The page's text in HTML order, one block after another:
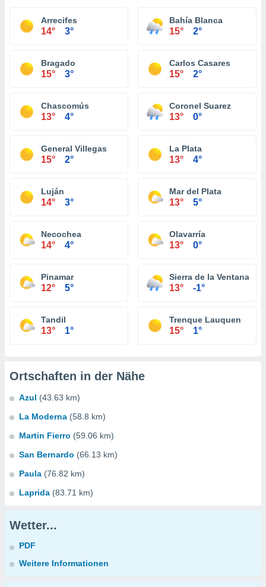
Arrecifes
14° 3°
Bahía Blanca
15° 2°
Bragado
15° 3°
Carlos Casares
15° 2°
Chascomús
13° 4°
Coronel Suarez
13° 0°
General Villegas
15° 2°
La Plata
13° 4°
Luján
14° 3°
Mar del Plata
13° 5°
Necochea
14° 4°
Olavarría
13° 0°
Pinamar
12° 5°
Sierra de la Ventana
13° -1°
Tandil
13° 1°
Trenque Lauquen
15° 1°
Ortschaften in der Nähe
Azul (43.63 km)
La Moderna (58.8 km)
Martin Fierro (59.06 km)
San Bernardo (66.13 km)
Paula (76.82 km)
Laprida (83.71 km)
Wetter...
PDF
Weitere Informationen